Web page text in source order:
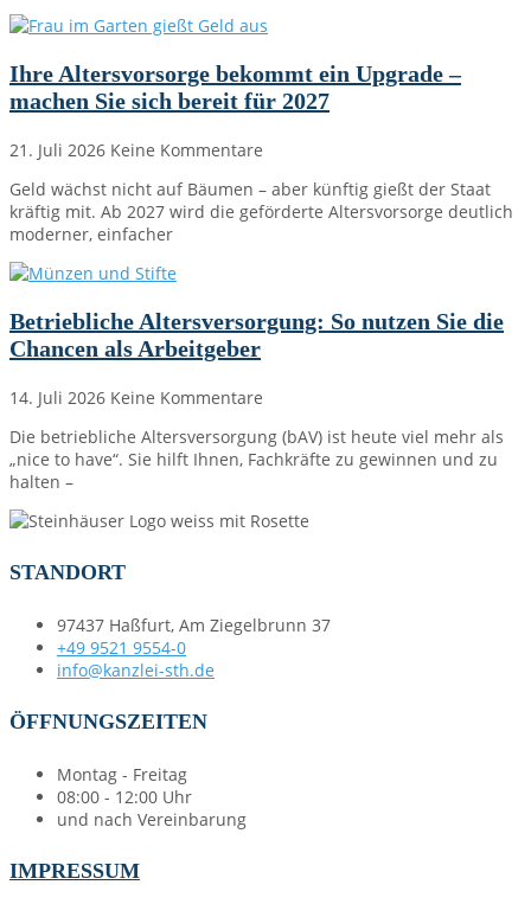
Ihre Altersvorsorge bekommt ein Upgrade –
machen Sie sich bereit für 2027
21. Juli 2026 Keine Kommentare
Geld wächst nicht auf Bäumen – aber künftig gießt der Staat
kräftig mit. Ab 2027 wird die geförderte Altersvorsorge deutlich
moderner, einfacher
Betriebliche Altersversorgung: So nutzen Sie die
Chancen als Arbeitgeber
14. Juli 2026 Keine Kommentare
Die betriebliche Altersversorgung (bAV) ist heute viel mehr als
„nice to have“. Sie hilft Ihnen, Fachkräfte zu gewinnen und zu
halten –
STANDORT
97437 Haßfurt, Am Ziegelbrunn 37
+49 9521 9554-0
info@kanzlei-sth.de
ÖFFNUNGSZEITEN
Montag - Freitag
08:00 - 12:00 Uhr
und nach Vereinbarung
IMPRESSUM